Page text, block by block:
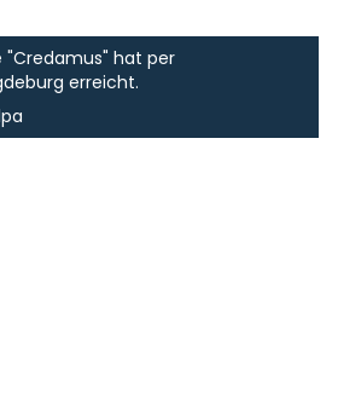
"Credamus" hat per
erreicht.